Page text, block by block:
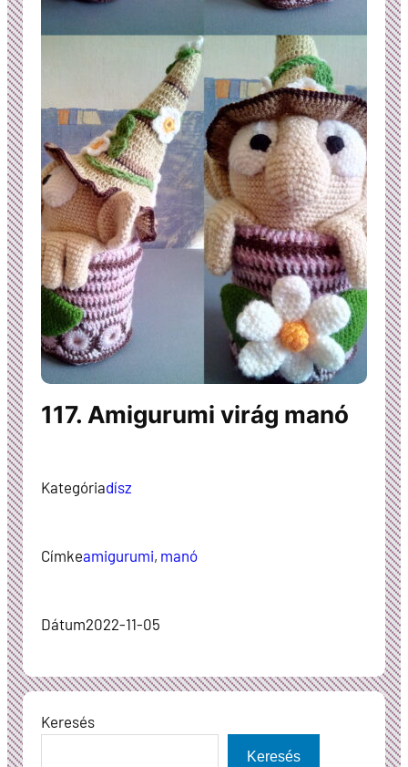
117. Amigurumi virág manó
Kategóriadísz
Címkeamigurumi, manó
Dátum2022-11-05
Keresés
Keresés